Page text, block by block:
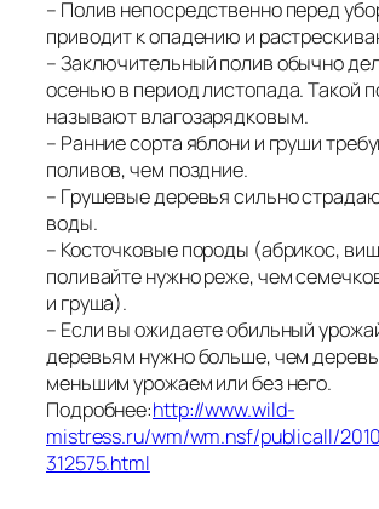
– Полив непосредственно перед
приводит к опадению и
– Заключительный полив обычно
осенью в период листопада. Такой
называют влагозарядковым.
– Ранние сорта яблони и груши
поливов, чем поздние.
– Грушевые деревья сильно
воды.
– Косточковые породы (абрикос,
поливайте нужно реже, чем
и груша).
– Если вы ожидаете обильный
деревьям нужно больше, чем
меньшим урожаем или без него.
Подробнее:http://www.wild-
mistress.ru/wm/wm.nsf/publicall/
312575.html